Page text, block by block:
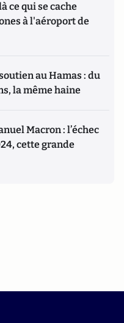
ce qui se cache
à l'aéroport de
au Hamas : du
la même haine
Macron : l’échec
cette grande